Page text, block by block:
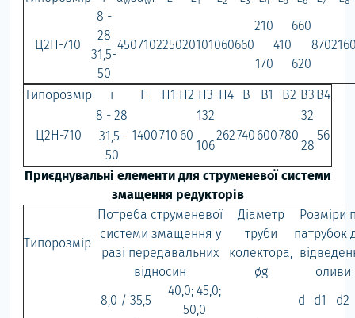
Ц2Н-710
8 -
28
450710225020101060660
210
410
660
870
31,5-
50
170 620
Типорозмір i H H1 H2 H3 H4 B B1 B2 B3 B4
Ц2Н-710
8 - 28
1400710 60
132
262740 600780
32
56
31,5-
50
106
28
Приєднувальні елементи для струменевої системи
змащення редукторів
Типорозмір
Потреба струменевої
системи змащення у
разі передавальних
відносин
Діаметр
труби
колектора,
øg
Розміри
патрубок
оливи
8,0 / 35,5
40,0; 45,0;
50,0
d d1
d2